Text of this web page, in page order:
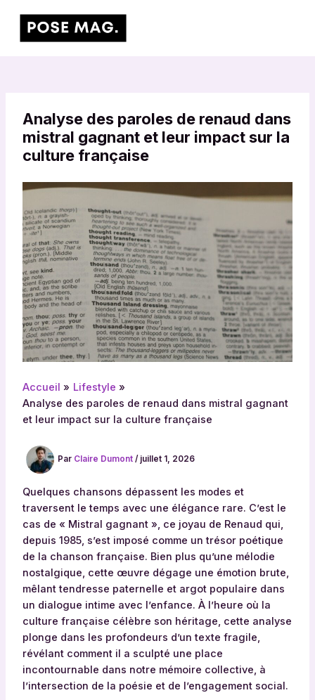
contenu
Analyse des paroles de renaud dans
mistral gagnant et leur impact sur la
culture française
Accueil
Lifestyle
Analyse des paroles de renaud dans mistral gagnant
et leur impact sur la culture française
Par Claire Dumont / juillet 1, 2026
Quelques chansons dépassent les modes et
traversent le temps avec une élégance rare. C’est le
cas de « Mistral gagnant », ce joyau de Renaud qui,
depuis 1985, s’est imposé comme un trésor poétique
de la chanson française. Bien plus qu’une mélodie
nostalgique, cette œuvre dégage une émotion brute,
mêlant tendresse paternelle et argot populaire dans
un dialogue intime avec l’enfance. À l’heure où la
culture française célèbre son héritage, cette analyse
plonge dans les profondeurs d’un texte fragile,
révélant comment il a sculpté une place
incontournable dans notre mémoire collective, à
l’intersection de la poésie et de l’engagement social.